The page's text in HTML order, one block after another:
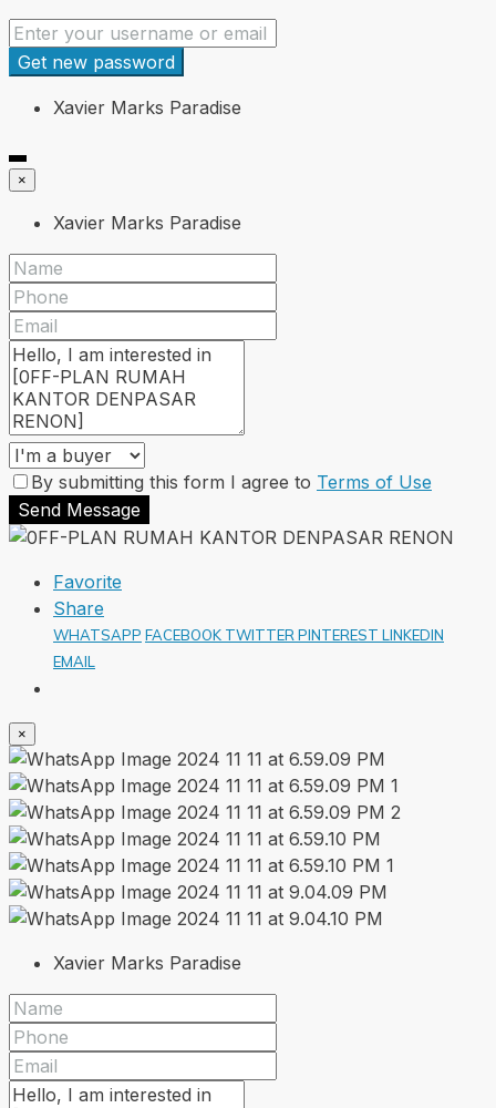
Get new password
Xavier Marks Paradise
×
Xavier Marks Paradise
By submitting this form I agree to Terms of Use
Send Message
Favorite
Share
WHATSAPP FACEBOOK TWITTER PINTEREST LINKEDIN
EMAIL
×
Xavier Marks Paradise